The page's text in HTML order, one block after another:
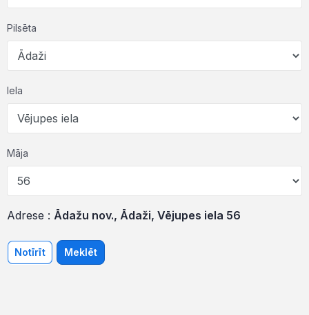
Pilsēta
Iela
Māja
Adrese : Ādažu nov., Ādaži, Vējupes iela 56
Notīrīt Meklēt